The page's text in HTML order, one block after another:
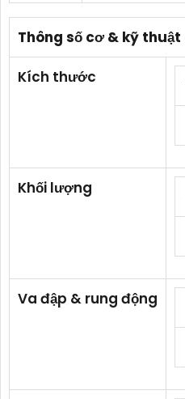
Thông số cơ & kỹ
Kích thước
Khối lượng
Va đập & rung động